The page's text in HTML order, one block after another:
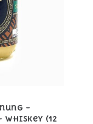
–
(12